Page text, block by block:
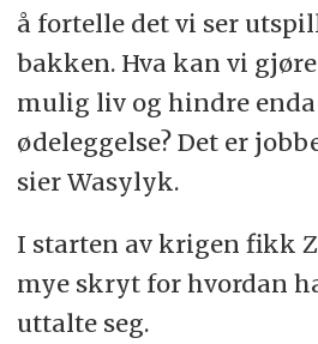
å fortelle det vi ser
bakken. Hva kan vi
mulig liv og hindre
ødeleggelse? Det er
sier Wasylyk.
I starten av krigen fikk
mye skryt for hvordan
uttalte seg.